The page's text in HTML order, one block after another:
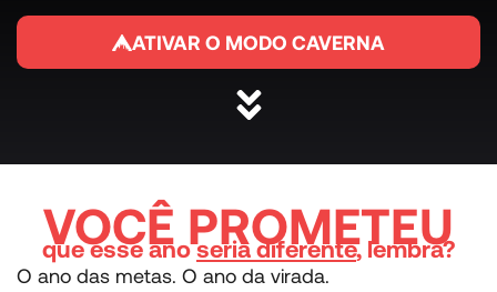
ATIVAR O MODO CAVERNA
VOCÊ PROMETEU
que esse anoseria diferente, lembra?
O ano das metas. O ano da virada.